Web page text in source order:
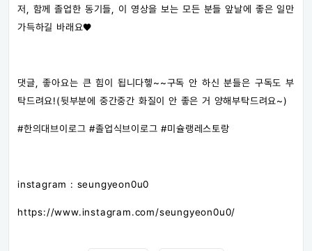
저, 함께 졸업한 동기들, 이 영상을 보는 모든 분들 앞날에 좋은 일만
가득하길 바래요❤️
댓글, 좋아요는 큰 힘이 됩니다헿~~구독 안 하신 분들은 구독도 부
탁드려요!(뒷부분에 중간중간 화질이 안 좋은 거 양해부탁드려요~)
#한의대브이로그​ #졸업식브이로그​ #미슐랭레스토랑​
instagram : seungyeon0u0
https://www.instagram.com/seungyeon0u0/